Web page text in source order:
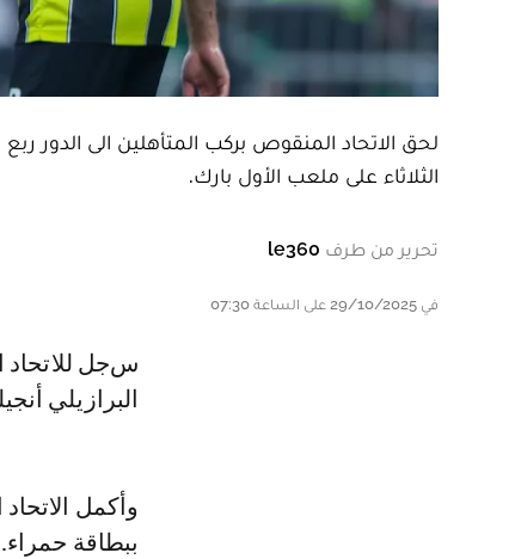
الثلاثاء على ملعب الأول بارك.
تحرير من طرف le360
في 29/10/2025 على الساعة 07:30
سجل للاتحاد الفرنسي كريم بنزيمة (15) والجزائري حسام عوار (45+2) وللنصر
البرازيلي
ببطاقة حمراء.